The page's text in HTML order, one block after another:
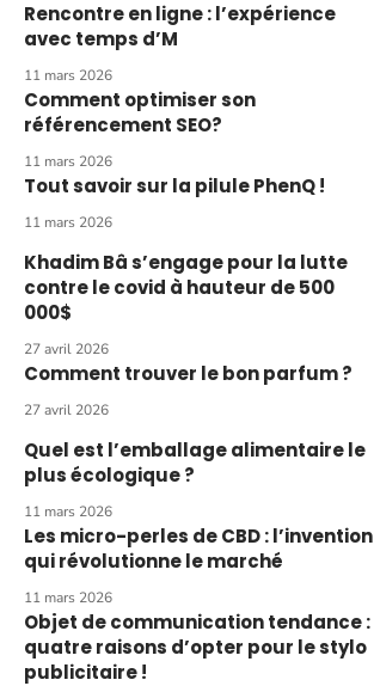
Rencontre en ligne : l’expérience
avec temps d’M
11 mars 2026
Comment optimiser son
référencement SEO?
11 mars 2026
Tout savoir sur la pilule PhenQ !
11 mars 2026
Khadim Bâ s’engage pour la lutte
contre le covid à hauteur de 500
000$
27 avril 2026
Comment trouver le bon parfum ?
27 avril 2026
Quel est l’emballage alimentaire le
plus écologique ?
11 mars 2026
Les micro-perles de CBD : l’invention
qui révolutionne le marché
11 mars 2026
Objet de communication tendance :
quatre raisons d’opter pour le stylo
publicitaire !